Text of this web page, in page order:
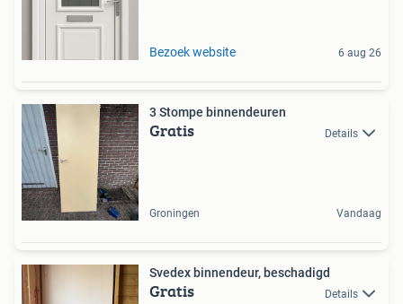
Bezoek website 6 aug 26
3 Stompe binnendeuren
Gratis Details
Groningen Vandaag
Svedex binnendeur, beschadigd
Gratis Details